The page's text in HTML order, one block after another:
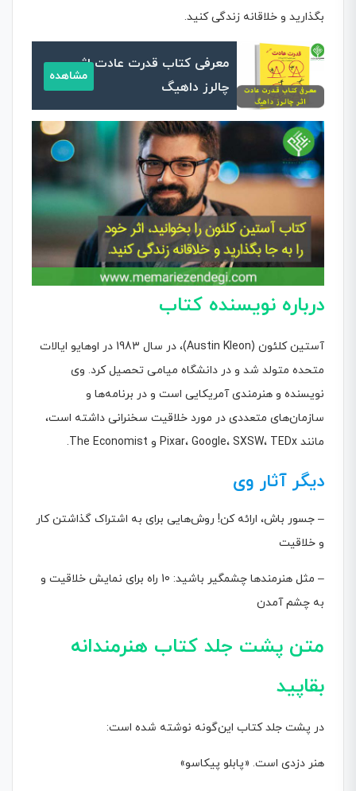
بگذارید و خلاقانه زندگی کنید.
معرفی کتاب قدرت عادت اثر
چالرز داهیگ
مشاهده
درباره نویسنده کتاب
آستین کلئون (Austin Kleon)، در سال 1983 در اوهایو ایالات
متحده متولد شد و در دانشگاه میامی تحصیل کرد. وی
نویسنده و هنرمندی آمریکایی است و در برنامه‌ها و
سازمان‌های متعددی در مورد خلاقیت سخنرانی داشته است،
مانند Pixar، Google، SXSW، TEDx و The Economist.
دیگر آثار وی
– جسور باش، ارائه کن! روش‌هایی برای به اشتراک گذاشتن کار
و خلاقیت
– مثل هنرمندها چشمگیر باشید: 10 راه برای نمایش خلاقیت و
به چشم آمدن
متن پشت جلد کتاب هنرمندانه
بقاپید
در پشت جلد کتاب این‌گونه نوشته شده است:
هنر دزدی است. «پابلو پیکاسو»